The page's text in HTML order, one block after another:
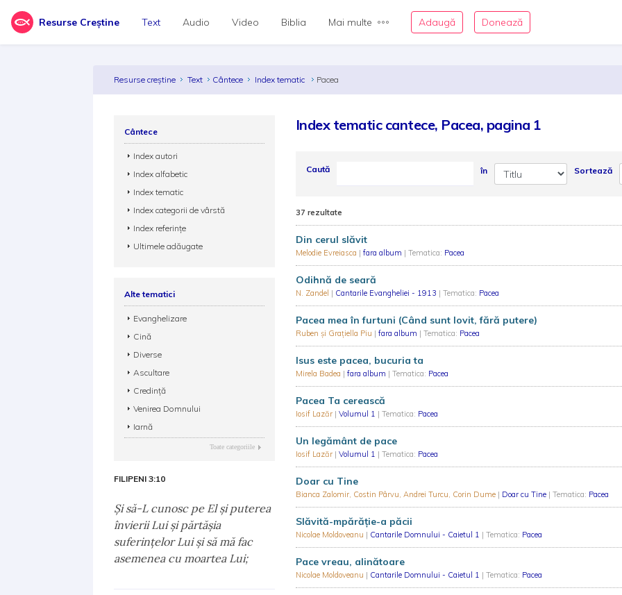
Resurse Creștine Text Audio Video Biblia Mai multe Adaugă Donează
Resurse creștine Text Cântece Index tematic Pacea
Index tematic cantece, Pacea, pagina 1
Caută în Sortează
37 rezultate
Din cerul slăvit
Melodie Evreiasca | fara album | Tematica: Pacea
Odihnă de seară
N. Zandel | Cantarile Evangheliei - 1913 | Tematica: Pacea
Pacea mea în furtuni (Când sunt lovit, fără putere)
Ruben și Grațiella Piu | fara album | Tematica: Pacea
Isus este pacea, bucuria ta
Mirela Badea | fara album | Tematica: Pacea
Pacea Ta cerească
Iosif Lazăr | Volumul 1 | Tematica: Pacea
Un legământ de pace
Iosif Lazăr | Volumul 1 | Tematica: Pacea
Doar cu Tine
Bianca Zalomir, Costin Pârvu, Andrei Turcu, Corin Dume | Doar cu Tine | Tematica: Pacea
Slăvită-mpărăție-a păcii
Nicolae Moldoveanu | Cantarile Domnului - Caietul 1 | Tematica: Pacea
Pace vreau, alinătoare
Nicolae Moldoveanu | Cantarile Domnului - Caietul 1 | Tematica: Pacea
Cântece
Index autori
Index alfabetic
Index tematic
Index categorii de vârstă
Index referințe
Ultimele adăugate
Alte tematici
Evanghelizare
Cină
Diverse
Ascultare
Credință
Venirea Domnului
Iarnă
Toate categoriile
FILIPENI 3:10
Şi să-L cunosc pe El şi puterea
învierii Lui şi părtăşia
suferinţelor Lui şi să mă fac
asemenea cu moartea Lui;